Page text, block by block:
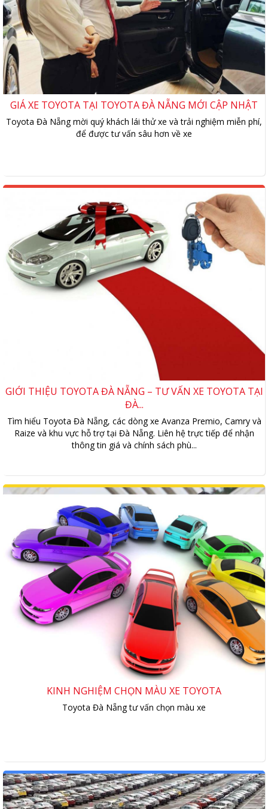
GIÁ XE TOYOTA TẠI TOYOTA ĐÀ NẴNG MỚI CẬP NHẬT
Toyota Đà Nẵng mời quý khách lái thử xe và trải nghiệm miễn phí,
để được tư vấn sâu hơn về xe
GIỚI THIỆU TOYOTA ĐÀ NẴNG – TƯ VẤN XE TOYOTA TẠI
ĐÀ...
Tìm hiểu Toyota Đà Nẵng, các dòng xe Avanza Premio, Camry và
Raize và khu vực hỗ trợ tại Đà Nẵng. Liên hệ trực tiếp để nhận
thông tin giá và chính sách phù...
KINH NGHIỆM CHỌN MÀU XE TOYOTA
Toyota Đà Nẵng tư vấn chọn màu xe